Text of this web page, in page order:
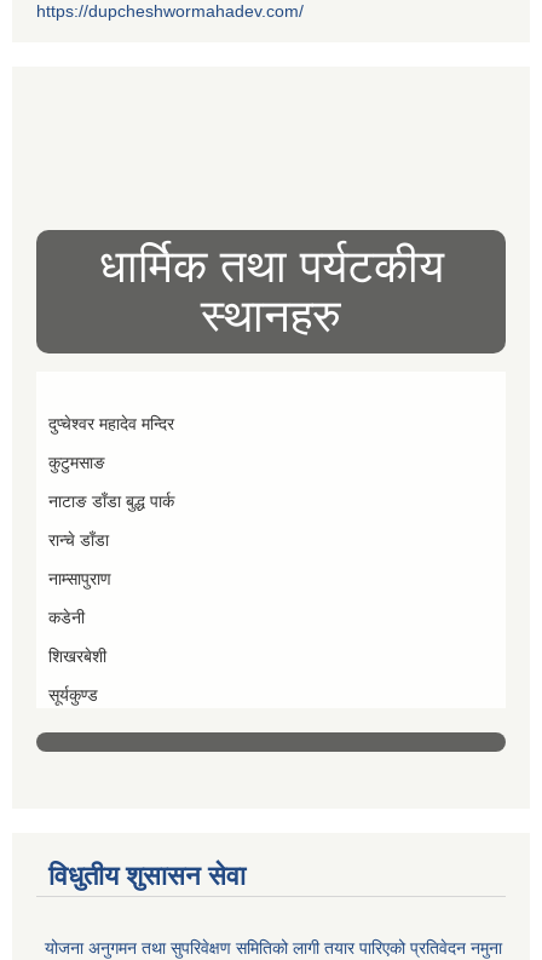
https://dupcheshwormahadev.com/
धार्मिक तथा पर्यटकीय
स्थानहरु
दुप्चेश्वर महादेव मन्दिर
कुटुमसाङ
नाटाङ डाँडा बुद्ध पार्क
रान्चे डाँडा
नाम्सापुराण
कडेनी
शिखरबेशी
सूर्यकुण्ड
विधुतीय शुसासन सेवा
योजना अनुगमन तथा सुपरिवेक्षण समितिको लागी तयार पारिएको प्रतिवेदन नमुना